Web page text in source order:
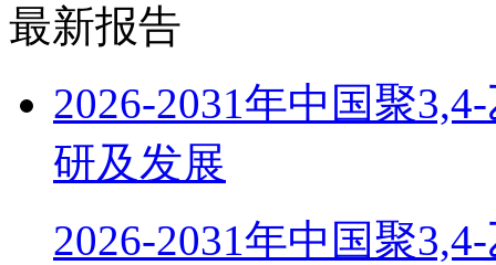
最新报告
2026-2031年中国聚
研及发展
2026-2031年中国聚